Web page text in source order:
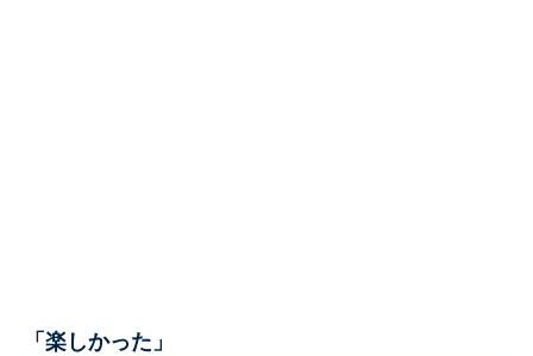
「楽しかった」